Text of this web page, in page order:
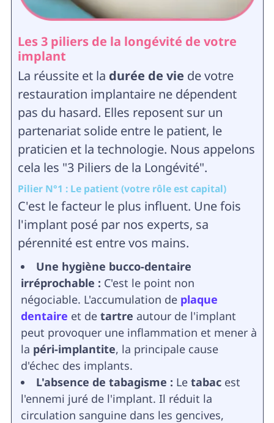
Les 3 piliers de la longévité de votre
implant
La réussite et la durée de vie de votre
restauration implantaire ne dépendent
pas du hasard. Elles reposent sur un
partenariat solide entre le patient, le
praticien et la technologie. Nous appelons
cela les "3 Piliers de la Longévité".
Pilier N°1 : Le patient (votre rôle est capital)
C'est le facteur le plus influent. Une fois
l'implant posé par nos experts, sa
pérennité est entre vos mains.
Une hygiène bucco-dentaire
irréprochable : C'est le point non
négociable. L'accumulation de plaque
dentaire et de tartre autour de l'implant
peut provoquer une inflammation et mener à
la péri-implantite, la principale cause
d'échec des implants.
L'absence de tabagisme : Le tabacest
l'ennemi juré de l'implant. Il réduit la
circulation sanguine dans les gencives,